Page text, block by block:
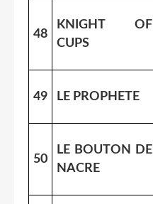
48
KNIGHT OF
CUPS
49 LE PROPHETE
50
LE BOUTON DE
NACRE